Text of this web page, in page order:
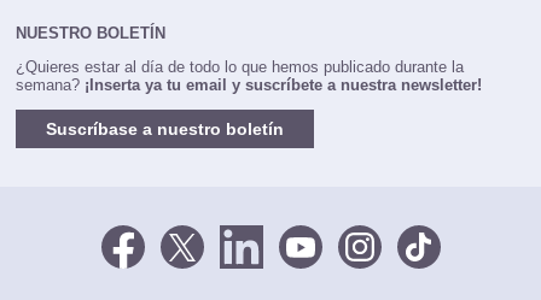
NUESTRO BOLETÍN
¿Quieres estar al día de todo lo que hemos publicado durante la
semana? ¡Inserta ya tu email y suscríbete a nuestra newsletter!
Suscríbase a nuestro boletín